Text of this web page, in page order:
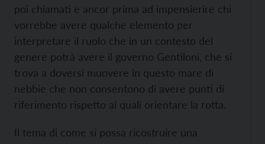
poi chiamati e ancor prima ad impensierire chi
vorrebbe avere qualche elemento per
interpretare il ruolo che in un contesto del
genere potrà avere il governo Gentiloni, che si
trova a doversi muovere in questo mare di
nebbie che non consentono di avere punti di
riferimento rispetto ai quali orientare la rotta.
Il tema di come si possa ricostruire una